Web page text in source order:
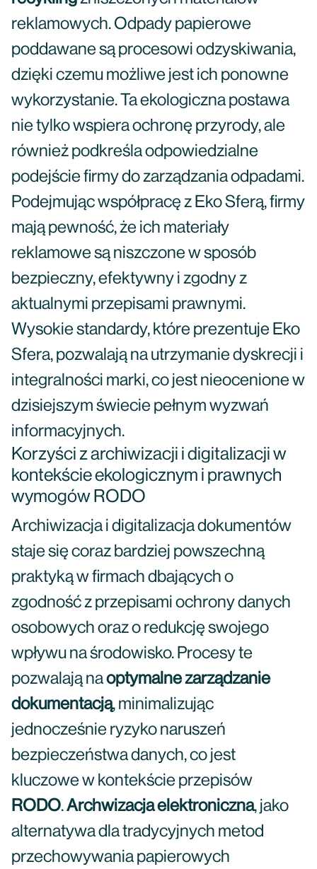
reklamowych. Odpady papierowe
poddawane są procesowi odzyskiwania,
dzięki czemu możliwe jest ich ponowne
wykorzystanie. Ta ekologiczna postawa
nie tylko wspiera ochronę przyrody, ale
również podkreśla odpowiedzialne
podejście firmy do zarządzania odpadami.
Podejmując współpracę z Eko Sferą, firmy
mają pewność, że ich materiały
reklamowe są niszczone w sposób
bezpieczny, efektywny i zgodny z
aktualnymi przepisami prawnymi.
Wysokie standardy, które prezentuje Eko
Sfera, pozwalają na utrzymanie dyskrecji i
integralności marki, co jest nieocenione w
dzisiejszym świecie pełnym wyzwań
informacyjnych.
Korzyści z archiwizacji i digitalizacji w
kontekście ekologicznym i prawnych
wymogów RODO
Archiwizacja i digitalizacja dokumentów
staje się coraz bardziej powszechną
praktyką w firmach dbających o
zgodność z przepisami ochrony danych
osobowych oraz o redukcję swojego
wpływu na środowisko. Procesy te
pozwalają naoptymalne zarządzanie
dokumentacją, minimalizując
jednocześnie ryzyko naruszeń
bezpieczeństwa danych, co jest
kluczowe w kontekście przepisów
RODO.Archwizacja elektroniczna, jako
alternatywa dla tradycyjnych metod
przechowywania papierowych